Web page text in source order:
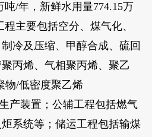
吨/年，新鲜水用量774.15万
主要包括空分、煤气化、
冷及压缩、甲醇合成、硫回
丙烯、气相聚丙烯、聚乙
物/低密度聚乙烯
产装置；公辅工程包括燃气
系统等；储运工程包括输煤